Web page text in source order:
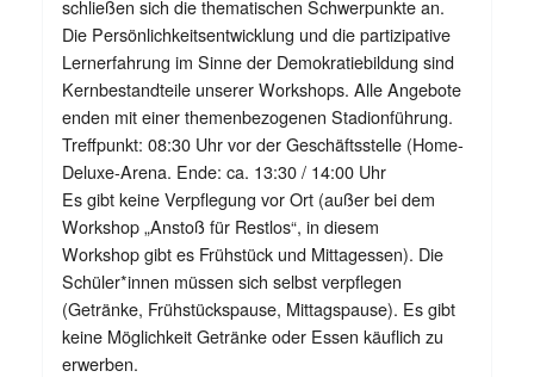
schließen sich die thematischen Schwerpunkte an.
Die Persönlichkeitsentwicklung und die partizipative
Lernerfahrung im Sinne der Demokratiebildung sind
Kernbestandteile unserer Workshops. Alle Angebote
enden mit einer themenbezogenen Stadionführung.
Treffpunkt: 08:30 Uhr vor der Geschäftsstelle (Home-
Deluxe-Arena. Ende: ca. 13:30 / 14:00 Uhr
Es gibt keine Verpflegung vor Ort (außer bei dem
Workshop „Anstoß für Restlos“, in diesem
Workshop gibt es Frühstück und Mittagessen). Die
Schüler*innen müssen sich selbst verpflegen
(Getränke, Frühstückspause, Mittagspause). Es gibt
keine Möglichkeit Getränke oder Essen käuflich zu
erwerben.